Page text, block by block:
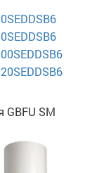
GBFU SM